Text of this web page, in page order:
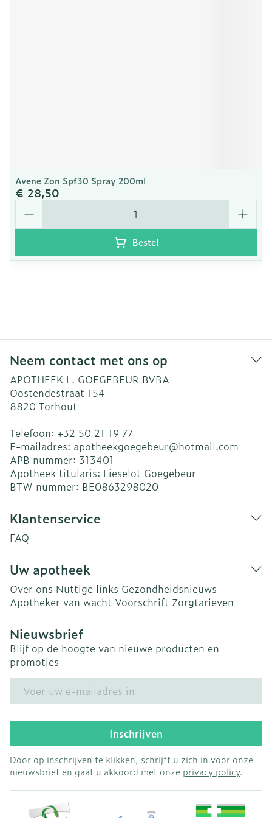
Avene Zon Spf30 Spray 200ml
€ 28,50
Aantal
Bestel
Neem contact met ons op
APOTHEEK L. GOEGEBEUR BVBA
Oostendestraat 154
8820 Torhout
Telefoon: +32 50 21 19 77
E-mailadres: apotheekgoegebeur@hotmail.com
APB nummer: 313401
Apotheek titularis: Lieselot Goegebeur
BTW nummer: BE0863298020
Klantenservice
FAQ
Uw apotheek
Over ons Nuttige links Gezondheidsnieuws
Apotheker van wacht Voorschrift Zorgtarieven
Nieuwsbrief
Blijf op de hoogte van nieuwe producten en
promoties
Inschrijven
Door op inschrijven te klikken, schrijft u zich in voor onze
nieuwsbrief en gaat u akkoord met onze privacy policy.